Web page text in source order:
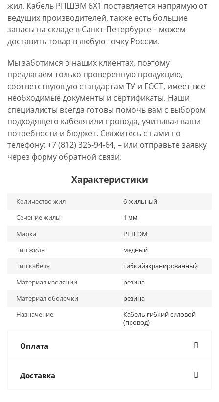
жил. Кабель РПШЭМ 6Х1 поставляется напрямую от
ведущих производителей, также есть большие
запасы на складе в Санкт-Петербурге – можем
доставить товар в любую точку России.
Мы заботимся о наших клиентах, поэтому
предлагаем только проверенную продукцию,
соответствующую стандартам ТУ и ГОСТ, имеет все
необходимые документы и сертификаты. Наши
специалисты всегда готовы помочь вам с выбором
подходящего кабеля или провода, учитывая ваши
потребности и бюджет. Свяжитесь с нами по
телефону: +7 (812) 326-94-64, – или отправьте заявку
через форму обратной связи.
Характеристики
Количество жил
6-жильный
Сечение жилы
1 мм
Марка
РПШЭМ
Тип жилы
медный
Тип кабеля
гибкийэкранированный
Материал изоляции
резина
Материал оболочки
резина
Назначение
Кабель гибкий силовой
(провод)
Оплата
Доставка